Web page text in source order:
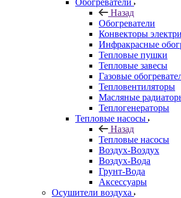
Обогреватели
Назад
Обогреватели
Конвекторы
Инфракрасные
Тепловые пушки
Тепловые завесы
Газовые
Тепловентиляторы
Масляные
Теплогенераторы
Тепловые насосы
Назад
Тепловые насосы
Воздух-Воздух
Воздух-Вода
Грунт-Вода
Аксессуары
Осушители воздуха